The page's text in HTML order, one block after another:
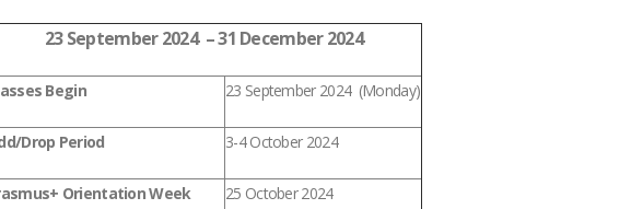
23 September 2024 – 31 December 2024
Begin 23 September 2024 (Monday)
Drop Period 3-4 October 2024
Orientation Week 25 October 2024